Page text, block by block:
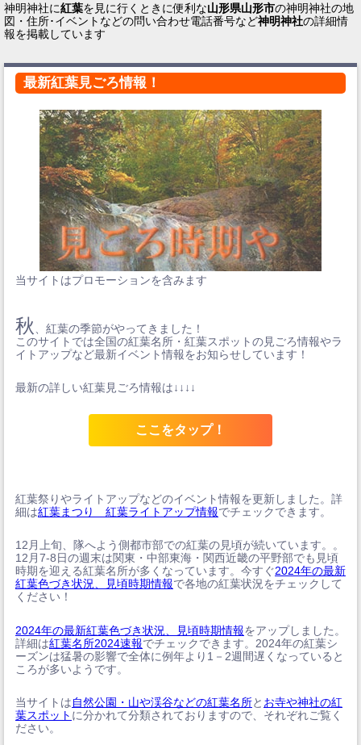
神明神社に紅葉を見に行くときに便利な山形県山形市の神明神社の地
図・住所･イベントなどの問い合わせ電話番号など神明神社の詳細情
報を掲載しています
最新紅葉見ごろ情報！
当サイトはプロモーションを含みます
秋
、紅葉の季節がやってきました！
このサイトでは全国の紅葉名所・紅葉スポットの見ごろ情報やラ
イトアップなど最新イベント情報をお知らせしています！
最新の詳しい紅葉見ごろ情報は↓↓↓↓
ここをタップ！
紅葉祭りやライトアップなどのイベント情報を更新しました。詳
細は紅葉まつり 紅葉ライトアップ情報でチェックできます。
12月上旬、隊へよう側都市部での紅葉の見頃が続いています。。
12月7-8日の週末は関東・中部東海・関西近畿の平野部でも見頃
時期を迎える紅葉名所が多くなっています。今すぐ2024年の最新
紅葉色づき状況、見頃時期情報で各地の紅葉状況をチェックして
ください！
2024年の最新紅葉色づき状況、見頃時期情報をアップしました。
詳細は紅葉名所2024速報でチェックできます。2024年の紅葉シ
ーズンは猛暑の影響で全体に例年より1－2週間遅くなっていると
ころが多いようです。
当サイトは自然公園・山や渓谷などの紅葉名所と お寺や神社の紅
葉スポット に分かれて分類されておりますので、それぞれご覧く
ださい。